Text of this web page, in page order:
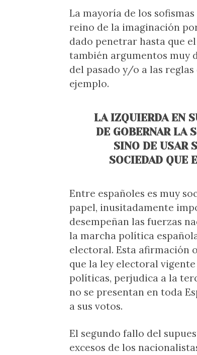
La mayoría de los
reino de la imaginación
dado penetrar hasta que
también argumentos muy
del pasado y/o a las
ejemplo.
LA IZQUIERDA EN
DE GOBERNAR LA
SINO DE USAR
SOCIEDAD QUE
Entre españoles es muy
papel, inusitadamente
desempeñan las fuerzas
la marcha política
electoral. Esta afirmación
que la ley electoral
políticas, perjudica a la
no se presentan en toda
a sus votos.
El segundo fallo del
excesos de los